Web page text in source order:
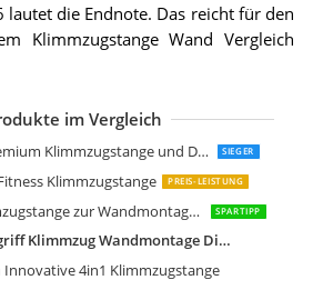
lautet die Endnote. Das reicht für den
Klimmzugstange Wand Vergleich
im Vergleich
PULLUP & DIP Premium Klimmzugstange und Dip Stange SIEGER
Klimmzugstange PREIS-LEISTUNG
KESSER 4in1 Klimmzugstange zur Wandmontage rutschfesten Griffen zusätzliche Funktion SPARTIPP
CCLIFE Multigriff Klimmzug Wandmontage Dip Station 2in1 Pull Up Bar Klimmzugstange
4in1 Klimmzugstange
Sportstech 4in1 Klimmzugstange
Bad Company Profi Klimmzugstange
Capital Sports Shadow
GORILLA SPORTS Klimmzugstange
Movit Profi Klimmzugstange zur
GORILLA SPORTS Klimmzugstange
TrainHard Klimmzugstange
ScSPORTS Klimmzugstange
Marbo Sport universelle
ISE Multifunktion Fitness
Sport-Tec Klimmzugstange